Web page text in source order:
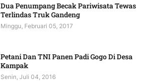
Dua Penumpang Becak Pariwisata Tewas
Terlindas Truk Gandeng
Minggu, Februari 05, 2017
Petani Dan TNI Panen Padi Gogo Di Desa
Kampak
Senin, Juli 04, 2016